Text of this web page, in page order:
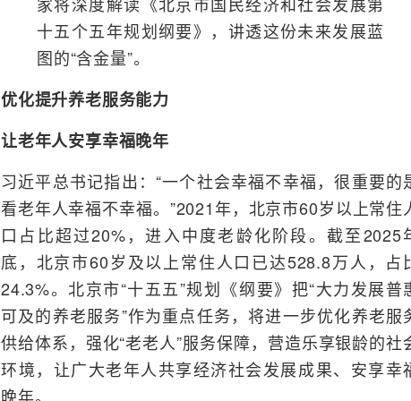
十五个五年规划纲要》，讲透这份未来发展蓝
图的“含金量”。
优化提升养老服务能力
让老年人安享幸福晚年
习近平总书记指出：“一个社会幸福不幸福，很重要的
看老年人幸福不幸福。”2021年，北京市60岁以上常住
口占比超过20%，进入中度老龄化阶段。截至2025
底，北京市60岁及以上常住人口已达528.8万人，占
24.3%。北京市“十五五”规划《纲要》把“大力发展普
可及的养老服务”作为重点任务，将进一步优化养老服
供给体系，强化“老老人”服务保障，营造乐享银龄的社
环境，让广大老年人共享经济社会发展成果、安享幸
晚年。